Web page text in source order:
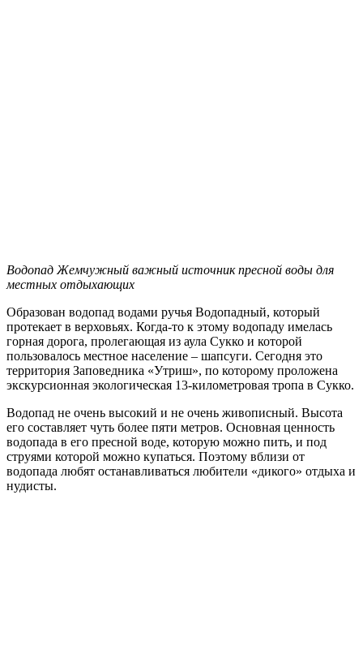
Водопад Жемчужный важный источник пресной воды для
местных отдыхающих
Образован водопад водами ручья Водопадный, который
протекает в верховьях. Когда-то к этому водопаду имелась
горная дорога, пролегающая из аула Сукко и которой
пользовалось местное население – шапсуги. Сегодня это
территория Заповедника «Утриш», по которому проложена
экскурсионная экологическая 13-километровая тропа в Сукко.
Водопад не очень высокий и не очень живописный. Высота
его составляет чуть более пяти метров. Основная ценность
водопада в его пресной воде, которую можно пить, и под
струями которой можно купаться. Поэтому вблизи от
водопада любят останавливаться любители «дикого» отдыха и
нудисты.